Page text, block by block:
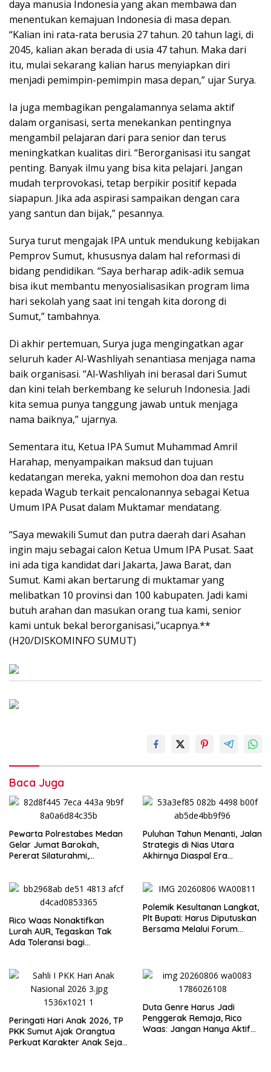
daya manusia Indonesia yang akan membawa dan
menentukan kemajuan Indonesia di masa depan.
“Kalian ini rata-rata berusia 27 tahun. 20 tahun lagi, di
2045, kalian akan berada di usia 47 tahun. Maka dari
itu, mulai sekarang kalian harus menyiapkan diri
menjadi pemimpin-pemimpin masa depan,” ujar Surya.
Ia juga membagikan pengalamannya selama aktif
dalam organisasi, serta menekankan pentingnya
mengambil pelajaran dari para senior dan terus
meningkatkan kualitas diri. “Berorganisasi itu sangat
penting. Banyak ilmu yang bisa kita pelajari. Jangan
mudah terprovokasi, tetap berpikir positif kepada
siapapun. Jika ada aspirasi sampaikan dengan cara
yang santun dan bijak,” pesannya.
Surya turut mengajak IPA untuk mendukung kebijakan
Pemprov Sumut, khususnya dalam hal reformasi di
bidang pendidikan. “Saya berharap adik-adik semua
bisa ikut membantu menyosialisasikan program lima
hari sekolah yang saat ini tengah kita dorong di
Sumut,” tambahnya.
Di akhir pertemuan, Surya juga mengingatkan agar
seluruh kader Al-Washliyah senantiasa menjaga nama
baik organisasi. “Al-Washliyah ini berasal dari Sumut
dan kini telah berkembang ke seluruh Indonesia. Jadi
kita semua punya tanggung jawab untuk menjaga
nama baiknya,” ujarnya.
Sementara itu, Ketua IPA Sumut Muhammad Amril
Harahap, menyampaikan maksud dan tujuan
kedatangan mereka, yakni memohon doa dan restu
kepada Wagub terkait pencalonannya sebagai Ketua
Umum IPA Pusat dalam Muktamar mendatang.
“Saya mewakili Sumut dan putra daerah dari Asahan
ingin maju sebagai calon Ketua Umum IPA Pusat. Saat
ini ada tiga kandidat dari Jakarta, Jawa Barat, dan
Sumut. Kami akan bertarung di muktamar yang
melibatkan 10 provinsi dan 100 kabupaten. Jadi kami
butuh arahan dan masukan orang tua kami, senior
kami untuk bekal berorganisasi,”ucapnya.**
(H20/DISKOMINFO SUMUT)
Baca Juga
Pewarta Polrestabes Medan
Gelar Jumat Barokah,
Pererat Silaturahmi,
Puluhan Tahun Menanti, Jalan
Strategis di Nias Utara
Akhirnya Diaspal Era
Rico Waas Nonaktifkan
Lurah AUR, Tegaskan Tak
Ada Toleransi bagi
Polemik Kesultanan Langkat,
Plt Bupati: Harus Diputuskan
Bersama Melalui Forum
Peringati Hari Anak 2026, TP
PKK Sumut Ajak Orangtua
Perkuat Karakter Anak Sejak
Duta Genre Harus Jadi
Penggerak Remaja, Rico
Waas: Jangan Hanya Aktif